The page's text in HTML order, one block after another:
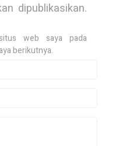
dipublikasikan.
web saya pada
berikutnya.